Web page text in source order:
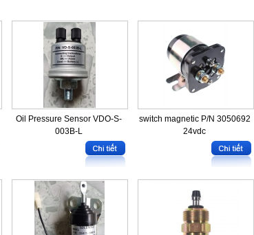
Oil Pressure Sensor VDO-S-
003B-L
switch magnetic P/N 3050692
24vdc